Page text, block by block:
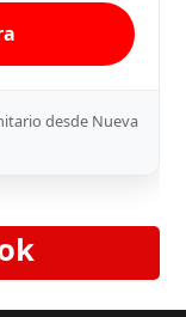
desde Nueva